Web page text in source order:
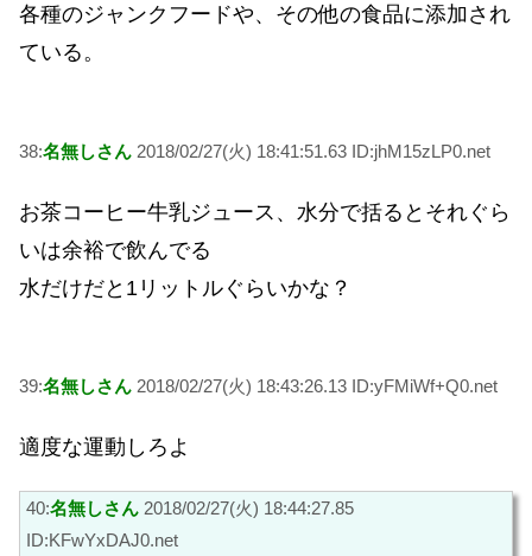
各種のジャンクフードや、その他の食品に添加され
ている。
38:名無しさん 2018/02/27(火) 18:41:51.63 ID:jhM15zLP0.net
お茶コーヒー牛乳ジュース、水分で括るとそれぐら
いは余裕で飲んでる
水だけだと1リットルぐらいかな？
39:名無しさん 2018/02/27(火) 18:43:26.13 ID:yFMiWf+Q0.net
適度な運動しろよ
40:名無しさん 2018/02/27(火) 18:44:27.85
ID:KFwYxDAJ0.net